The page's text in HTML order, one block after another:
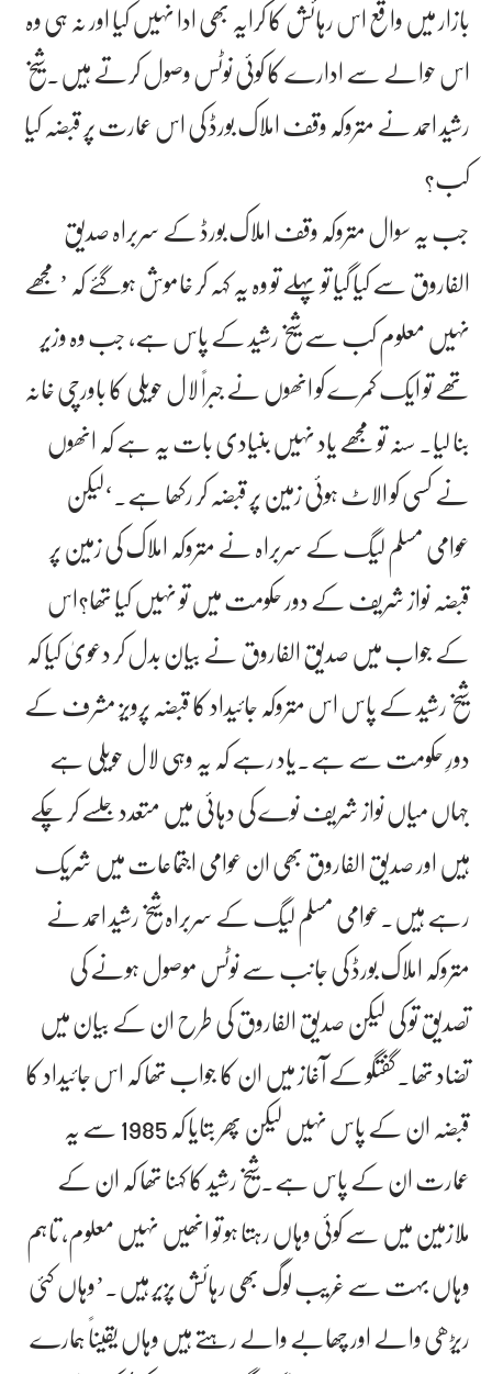
بازار میں واقع اس رہائش کا کرایہ بھی ادا نہیں کیا اور نہ ہی وہ
اس حوالے سے ادارے کا کوئی نوٹس وصول کرتے ہیں۔شیخ
رشید احمد نے متروکہ وقف املاک بورڈ کی اس عمارت پر قبضہ کیا
کب؟
جب یہ سوال متروکہ وقف املاک بورڈ کے سربراہ صدیق
الفاروق سے کیا گیا تو پہلے تو وہ یہ کہہ کر خاموش ہوگئے کہ ’مجھے
نہیں معلوم کب سے شیخ رشید کے پاس ہے، جب وہ وزیر
تھے تو ایک کمرے کو انھوں نے جبراً لال حویلی کا باورچی خانہ
بنا لیا۔ سنہ تو مجھے یاد نہیں بنیادی بات یہ ہے کہ انھوں
نے کسی کو الاٹ ہوئی زمین پر قبضہ کر رکھا ہے۔‘لیکن
عوامی مسلم لیگ کے سربراہ نے متروکہ املاک کی زمین پر
قبضہ نواز شریف کے دور حکومت میں تو نہیں کیا تھا؟اس
کے جواب میں صدیق الفاروق نے بیان بدل کر دعویٰ کیا کہ
شیخ رشید کے پاس اس متروکہ جائیداد کا قبضہ پرویز مشرف کے
دورِ حکومت سے ہے۔یاد رہے کہ یہ وہی لال حویلی ہے
جہاں میاں نواز شریف نوے کی دہائی میں متعدد جلسے کر چکے
ہیں اور صدیق الفاروق بھی ان عوامی اجتماعات میں شریک
رہے ہیں۔عوامی مسلم لیگ کے سربراہ شیخ رشید احمد نے
متروکہ املاک بورڈ کی جانب سے نوٹس موصول ہونے کی
تصدیق تو کی لیکن صدیق الفاروق کی طرح ان کے بیان میں
تضاد تھا۔گفتگو کے آغاز میں ان کا جواب تھا کہ اس جائیداد کا
قبضہ ان کے پاس نہیں لیکن پھر بتایا کہ 1985 سے یہ
عمارت ان کے پاس ہے۔شیخ رشید کا کہنا تھا کہ ان کے
ملازمین میں سے کوئی وہاں رہتا ہو تو انھیں نہیں معلوم، تاہم
وہاں بہت سے غریب لوگ بھی رہائش پزیر ہیں۔’وہاں کئی
ریڑھی والے اور چھابے والے رہتے ہیں وہاں یقیناً ہمارے